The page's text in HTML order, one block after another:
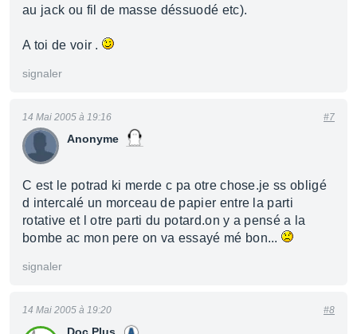
au jack ou fil de masse déssuodé etc).
A toi de voir .
signaler
Anonyme
14 Mai 2005 à 19:16 #7
C est le potrad ki merde c pa otre chose.je ss obligé
d intercalé un morceau de papier entre la parti
rotative et l otre parti du potard.on y a pensé a la
bombe ac mon pere on va essayé mé bon...
signaler
14 Mai 2005 à 19:20 #8